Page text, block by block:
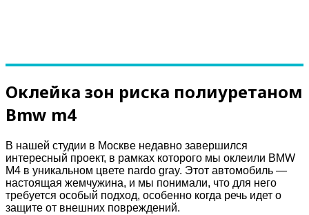
Оклейка зон риска полиуретаном
Bmw m4
В нашей студии в Москве недавно завершился
интересный проект, в рамках которого мы оклеили BMW
M4 в уникальном цвете nardo gray. Этот автомобиль —
настоящая жемчужина, и мы понимали, что для него
требуется особый подход, особенно когда речь идет о
защите от внешних повреждений.